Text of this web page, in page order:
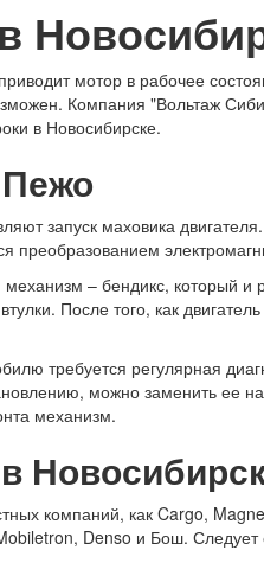
мотор в рабочее
Компания "Вольтаж
в Новосибирске.
запуск маховика
преобразованием
– бендикс, который и
После того, как двигатель
требуется регулярная
можно заменить ее
механизм.
компаний, как Cargo,
Denso и Бош. Следует